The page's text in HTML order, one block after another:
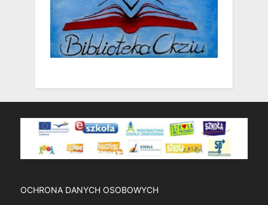
OCHRONA DANYCH OSOBOWYCH